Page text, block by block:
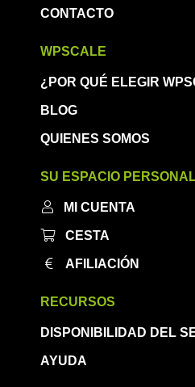
CONTACTO
WPSCALE
¿POR QUÉ ELEGIR
BLOG
QUIENES SOMOS
SU ESPACIO
MI CUENTA
CESTA
AFILIACIÓN
RECURSOS
DISPONIBILIDAD DEL
AYUDA